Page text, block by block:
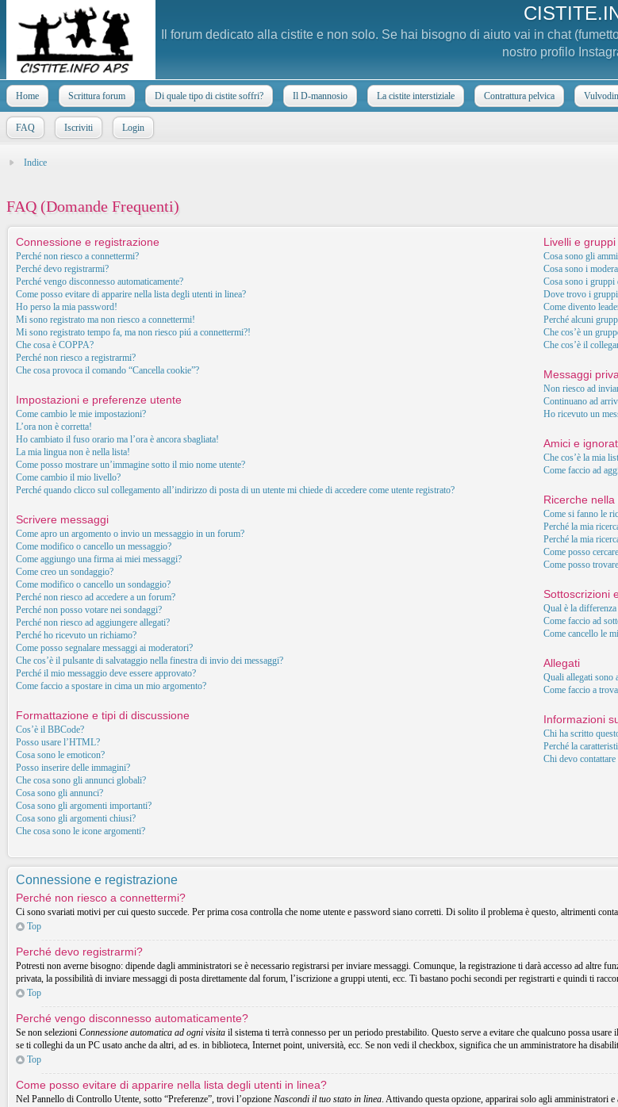
Il forum dedicato alla cistite e non solo. Se hai bisogno di aiuto vai in chat
nostro profilo
Home Scrittura forum Di quale tipo di cistite soffri? Il D-mannosio La cistite interstiziale Contrattura pelvica
FAQ Iscriviti Login
Indice
FAQ (Domande Frequenti)
Connessione e registrazione
Perché non riesco a connettermi?
Perché devo registrarmi?
Perché vengo disconnesso automaticamente?
Come posso evitare di apparire nella lista degli utenti in linea?
Ho perso la mia password!
Mi sono registrato ma non riesco a connettermi!
Mi sono registrato tempo fa, ma non riesco piú a connettermi?!
Che cosa è COPPA?
Perché non riesco a registrarmi?
Che cosa provoca il comando “Cancella cookie”?
Impostazioni e preferenze utente
Come cambio le mie impostazioni?
L’ora non è corretta!
Ho cambiato il fuso orario ma l’ora è ancora sbagliata!
La mia lingua non è nella lista!
Come posso mostrare un’immagine sotto il mio nome utente?
Come cambio il mio livello?
Perché quando clicco sul collegamento all’indirizzo di posta di un utente mi chiede di accedere come utente registrato?
Scrivere messaggi
Come apro un argomento o invio un messaggio in un forum?
Come modifico o cancello un messaggio?
Come aggiungo una firma ai miei messaggi?
Come creo un sondaggio?
Come modifico o cancello un sondaggio?
Perché non riesco ad accedere a un forum?
Perché non posso votare nei sondaggi?
Perché non riesco ad aggiungere allegati?
Perché ho ricevuto un richiamo?
Come posso segnalare messaggi ai moderatori?
Che cos’è il pulsante di salvataggio nella finestra di invio dei messaggi?
Perché il mio messaggio deve essere approvato?
Come faccio a spostare in cima un mio argomento?
Formattazione e tipi di discussione
Cos’è il BBCode?
Posso usare l’HTML?
Cosa sono le emoticon?
Posso inserire delle immagini?
Che cosa sono gli annunci globali?
Cosa sono gli annunci?
Cosa sono gli argomenti importanti?
Cosa sono gli argomenti chiusi?
Che cosa sono le icone argomenti?
Livelli e
Cosa sono gli
Cosa sono i
Cosa sono i gruppi
Dove trovo i
Come divento
Perché alcuni
Che cos’è un
Che cos’è il
Messaggi
Non riesco ad
Continuano ad
Ho ricevuto un
Amici e
Che cos’è la mia
Come faccio ad
Ricerche nella
Come si fanno le
Perché la mia
Perché la mia
Come posso
Come posso
Sottoscrizioni
Qual è la
Come faccio ad
Come cancello le
Allegati
Quali allegati sono
Come faccio a
Informazioni
Chi ha scritto
Perché la
Chi devo
Connessione e registrazione
Perché non riesco a connettermi?
Ci sono svariati motivi per cui questo succede. Per prima cosa controlla che nome utente e password siano corretti. Di solito il problema è questo, altrimenti
Top
Perché devo registrarmi?
Potresti non averne bisogno: dipende dagli amministratori se è necessario registrarsi per inviare messaggi. Comunque, la registrazione ti darà accesso ad altre
privata, la possibilità di inviare messaggi di posta direttamente dal forum, l’iscrizione a gruppi utenti, ecc. Ti bastano pochi secondi per registrarti e quindi ti
Top
Perché vengo disconnesso automaticamente?
Se non selezioni Connessione automatica ad ogni visita il sistema ti terrà connesso per un periodo prestabilito. Questo serve a evitare che qualcuno possa
se ti colleghi da un PC usato anche da altri, ad es. in biblioteca, Internet point, università, ecc. Se non vedi il checkbox, significa che un amministratore ha
Top
Come posso evitare di apparire nella lista degli utenti in linea?
Nel Pannello di Controllo Utente, sotto “Preferenze”, trovi l’opzione Nascondi il tuo stato in linea. Attivando questa opzione, apparirai solo agli amministratori e